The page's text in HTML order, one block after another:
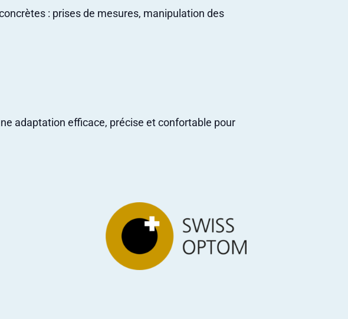
: prises de mesures, manipulation des
adaptation efficace, précise et confortable pour